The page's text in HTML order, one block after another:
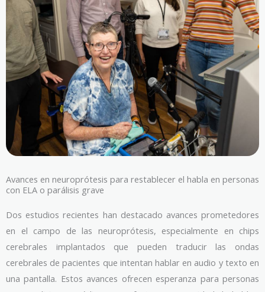
Avances en neuroprótesis para restablecer el habla en personas
con ELA o parálisis grave
Dos estudios recientes han destacado avances prometedores
en el campo de las neuroprótesis, especialmente en chips
cerebrales implantados que pueden traducir las ondas
cerebrales de pacientes que intentan hablar en audio y texto en
una pantalla. Estos avances ofrecen esperanza para personas